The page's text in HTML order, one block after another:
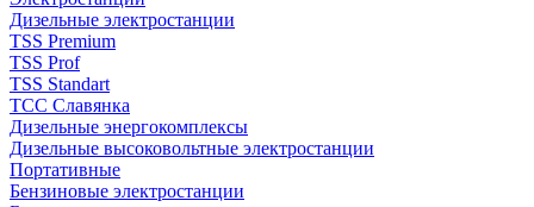
Дизельные электростанции
TSS Premium
TSS Prof
TSS Standart
ТСС Славянка
Дизельные энергокомплексы
Дизельные высоковольтные электростанции
Портативные
Бензиновые электростанции